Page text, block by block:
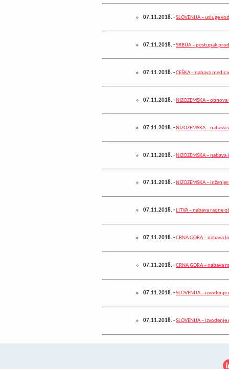
07.11.2018.-SLOVENIJA – usluge
07.11.2018.-SRBIJA – postupak
07.11.2018.-ČEŠKA – nabava
07.11.2018.- NIZOZEMSKA –
07.11.2018.- NIZOZEMSKA –
07.11.2018.- NIZOZEMSKA – nabava
07.11.2018.-NIZOZEMSKA –
07.11.2018.-LITVA – nabava radne
07.11.2018.-CRNA GORA – nabava
07.11.2018.-CRNA GORA –
07.11.2018.-SLOVENIJA –
07.11.2018.-SLOVENIJA –